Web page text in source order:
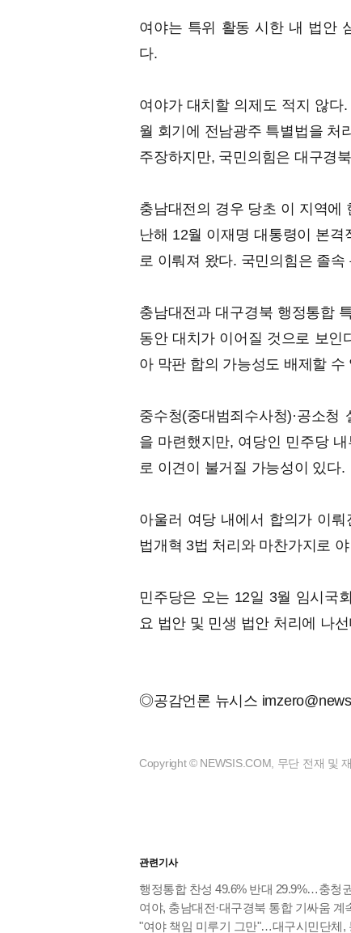
여야는 특위 활동 시한 내 법안
다.
여야가 대치할 의제도 적지 않
월 회기에 전남광주 특별법을 처
주장하지만, 국민의힘은 대구경
충남대전의 경우 당초 이 지역에
난해 12월 이재명 대통령이 본
로 이뤄져 왔다. 국민의힘은 졸
충남대전과 대구경북 행정통합
동안 대치가 이어질 것으로 보
아 막판 합의 가능성도 배제할 수
중수청(중대범죄수사청)·공소
을 마련했지만, 여당인 민주당
로 이견이 불거질 가능성이 있다.
아울러 여당 내에서 합의가 이
법개혁 3법 처리와 마찬가지로
민주당은 오는 12일 3월 임시국
요 법안 및 민생 법안 처리에 나
◎공감언론 뉴시스
Copyright © NEWSIS.COM, 무단 전재 및
관련기사
행정통합 찬성 49.6% 반대 29.9%…충청
여야, 충남대전·대구경북 통합 기싸움
"여야 책임 미루기 그만"…대구시민단체,